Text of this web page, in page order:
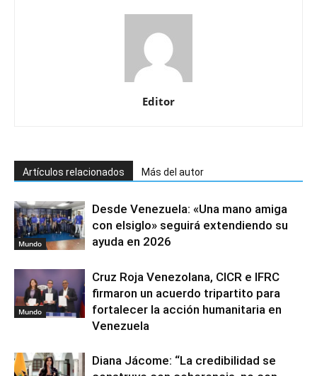
Editor
Artículos relacionados Más del autor
Mundo
Desde Venezuela: «Una mano amiga
con elsiglo» seguirá extendiendo su
ayuda en 2026
Mundo
Cruz Roja Venezolana, CICR e IFRC
firmaron un acuerdo tripartito para
fortalecer la acción humanitaria en
Venezuela
Diana Jácome: “La credibilidad se